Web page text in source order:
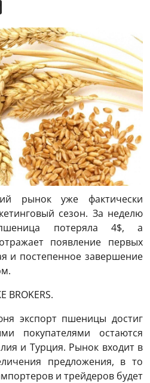
рынок уже фактически
сезон. За неделю
пшеница потеряла 4$, а
появление первых
и постепенное завершение
экспорт пшеницы достиг
покупателями остаются
и Турция. Рынок входит в
предложения, в то
и трейдеров будет